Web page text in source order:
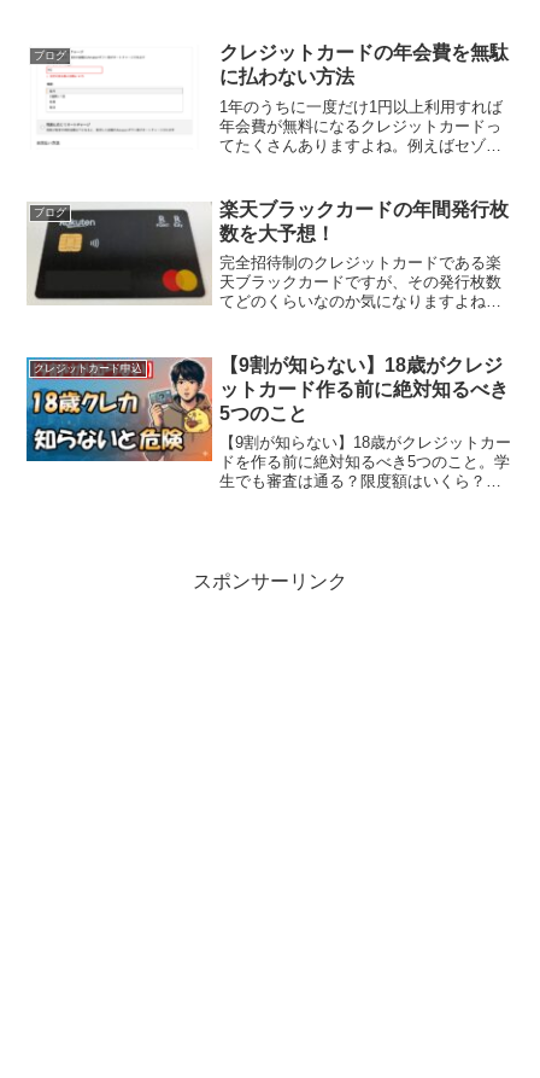
ブログ
クレジットカードの年会費を無駄
に払わない方法
1年のうちに一度だけ1円以上利用すれば
年会費が無料になるクレジットカードっ
てたくさんありますよね。例えばセゾン
らは1回の1円の利用で年会費無料になる
クレジットカー...
ブログ
楽天ブラックカードの年間発行枚
数を大予想！
完全招待制のクレジットカードである楽
天ブラックカードですが、その発行枚数
てどのくらいなのか気になりますよね。
になる情報をいただきましたので楽天ブ
ラックカード発行枚数予想...
クレジットカード申込
【9割が知らない】18歳がクレジ
ットカード作る前に絶対知るべき
5つのこと
【9割が知らない】18歳がクレジットカー
ドを作る前に絶対知るべき5つのこと。学
生でも審査は通る？限度額はいくら？リ
スポンサーリンク